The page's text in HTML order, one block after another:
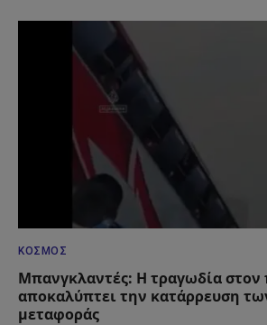
ΚΌΣΜΟΣ
Μπανγκλαντές: Η τραγωδία
αποκαλύπτει την κατάρρευση
μεταφοράς